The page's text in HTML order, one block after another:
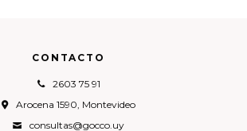
CONTACTO
2603 75 91
Arocena 1590, Montevideo
consultas@gocco.uy